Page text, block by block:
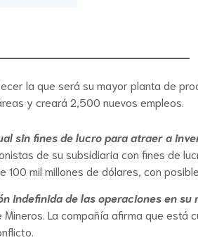
la que será su mayor planta de
y creará 2,500 nuevos empleos.
sin fines de lucro para atraer a
de su subsidiaria con fines de
mil millones de dólares, con
indefinida de las operaciones en su
La compañía afirma que